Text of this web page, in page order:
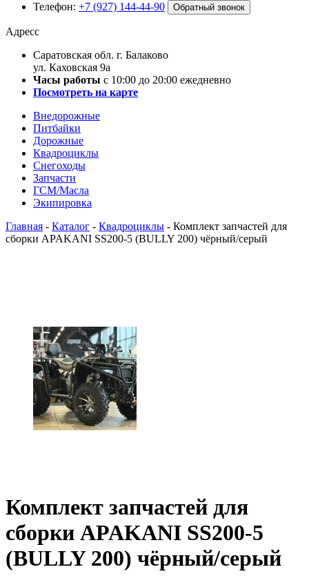
Телефон: +7 (927) 144-44-90 Обратный звонок
Адресс
Саратовская обл. г. Балаково
ул. Каховская 9а
Часы работы с 10:00 до 20:00 ежедневно
Посмотреть на карте
Внедорожные
Питбайки
Дорожные
Квадроциклы
Снегоходы
Запчасти
ГСМ/Масла
Экипировка
Главная - Каталог - Квадроциклы - Комплект запчастей для
сборки APAKANI SS200-5 (BULLY 200) чёрный/серый
Комплект запчастей для
сборки APAKANI SS200-5
(BULLY 200) чёрный/серый